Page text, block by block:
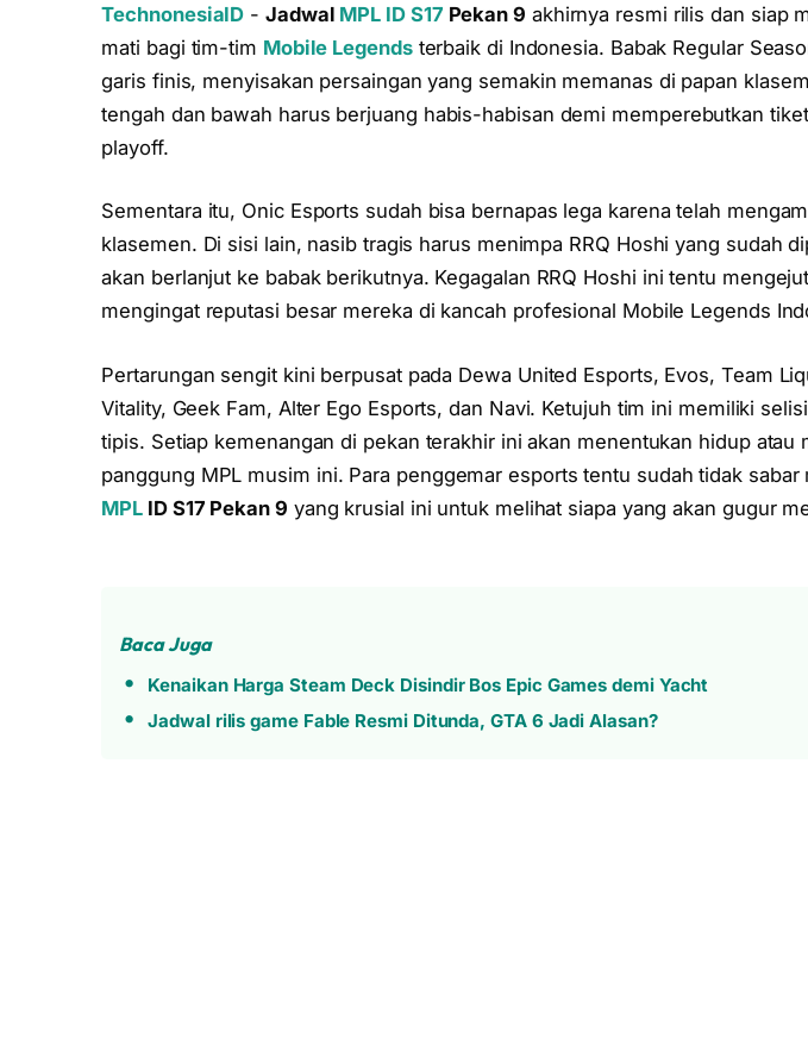
TechnonesiaID -Jadwal MPL ID S17 Pekan 9 akhirnya resmi rilis dan siap
mati bagi tim-tim Mobile Legendsterbaik di Indonesia. Babak Regular
garis finis, menyisakan persaingan yang semakin memanas di papan
tengah dan bawah harus berjuang habis-habisan demi memperebutkan
playoff.
Sementara itu, Onic Esports sudah bisa bernapas lega karena telah
klasemen. Di sisi lain, nasib tragis harus menimpa RRQ Hoshi yang sudah
akan berlanjut ke babak berikutnya. Kegagalan RRQ Hoshi ini tentu
mengingat reputasi besar mereka di kancah profesional Mobile Legends
Pertarungan sengit kini berpusat pada Dewa United Esports, Evos, Team
Vitality, Geek Fam, Alter Ego Esports, dan Navi. Ketujuh tim ini memiliki
tipis. Setiap kemenangan di pekan terakhir ini akan menentukan hidup atau
panggung MPL musim ini. Para penggemar esports tentu sudah tidak sabar
MPL ID S17 Pekan 9 yang krusial ini untuk melihat siapa yang akan gugur
Baca Juga
Kenaikan Harga Steam Deck Disindir Bos Epic Games demi Yacht
Jadwal rilis game Fable Resmi Ditunda, GTA 6 Jadi Alasan?